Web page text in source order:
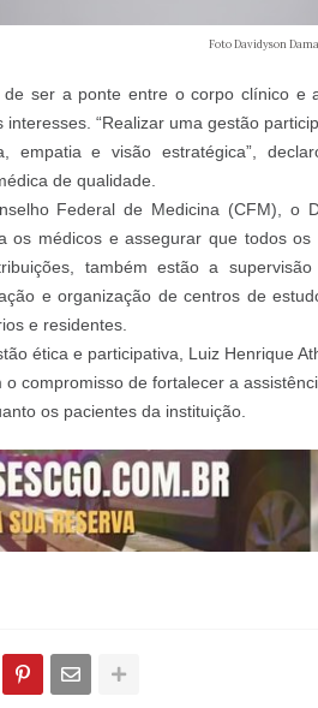
ser a ponte entre o corpo clínico e
“Realizar uma gestão
empatia e visão estratégica”,
de qualidade.
Federal de Medicina (CFM), o
os médicos e assegurar que todos os
também estão a
e organização de centros de
e residentes.
ética e participativa, Luiz Henrique
compromisso de fortalecer a
os pacientes da instituição.